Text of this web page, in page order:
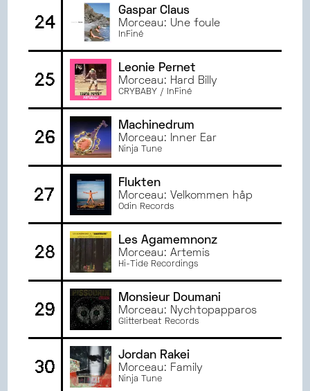
24
Gaspar Claus
Morceau: Une foule
InFiné
25
Leonie Pernet
Morceau: Hard Billy
CRYBABY / InFiné
26
Machinedrum
Morceau: Inner Ear
Ninja Tune
27
Flukten
Morceau: Velkommen håp
Odin Records
28
Les Agamemnonz
Morceau: Artemis
Hi-Tide Recordings
29
Monsieur Doumani
Morceau: Nychtopapparos
Glitterbeat Records
30
Jordan Rakei
Morceau: Family
Ninja Tune